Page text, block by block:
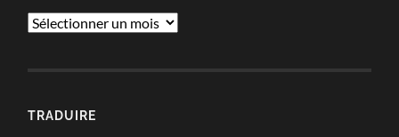
Archives
TRADUIRE